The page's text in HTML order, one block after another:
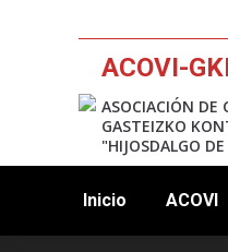
ACOVI-
ASOCIACIÓN DE
GASTEIZKO
"HIJOSDALGO
Inicio ACOVI